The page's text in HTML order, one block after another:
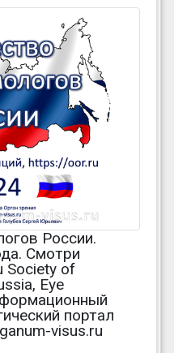
России.
Смотри
Society of
Eye
портал
visus.ru